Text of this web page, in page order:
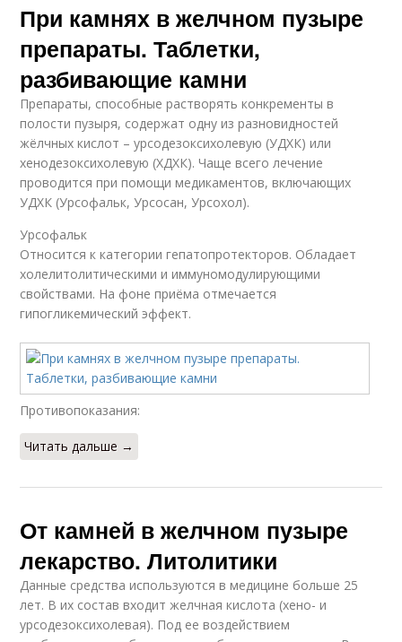
При камнях в желчном пузыре
препараты. Таблетки,
разбивающие камни
Препараты, способные растворять конкременты в
полости пузыря, содержат одну из разновидностей
жёлчных кислот – урсодезоксихолевую (УДХК) или
хенодезоксихолевую (ХДХК). Чаще всего лечение
проводится при помощи медикаментов, включающих
УДХК (Урсофальк, Урсосан, Урсохол).
Урсофальк
Относится к категории гепатопротекторов. Обладает
холелитолитическими и иммуномодулирующими
свойствами. На фоне приёма отмечается
гипогликемический эффект.
Противопоказания:
Читать дальше →
От камней в желчном пузыре
лекарство. Литолитики
Данные средства используются в медицине больше 25
лет. В их состав входит желчная кислота (хено- и
урсодезоксихолевая). Под ее воздействием